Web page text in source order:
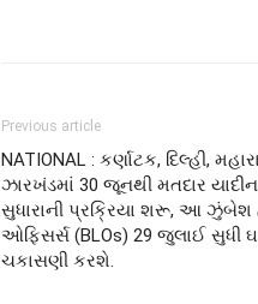
Previous article
NATIONAL : કર્ણાટક, દિલ્હી,
ઝારખંડમાં 30 જૂનથી મતદાર
સુધારાની પ્રક્રિયા શરૂ, આ
ઓફિસર્સ (BLOs) 29 જુલાઈ સુધી
ચકાસણી કરશે.